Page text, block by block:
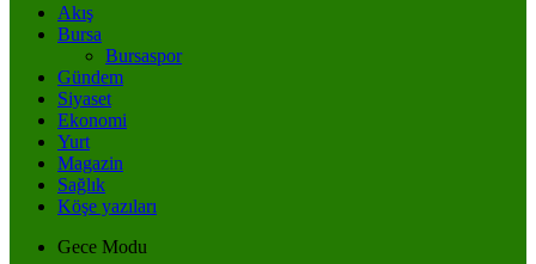
Akış
Bursa
Bursaspor
Gündem
Siyaset
Ekonomi
Yurt
Magazin
Sağlık
Köşe yazıları
Gece Modu